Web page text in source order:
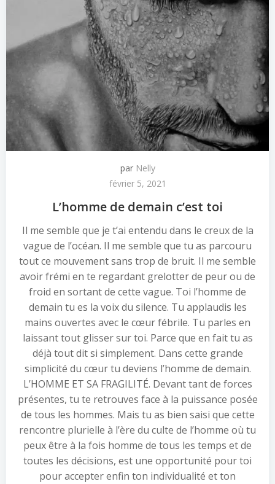
par Nelly
février 5, 2021
L’homme de demain c’est toi
Il me semble que je t’ai entendu dans le creux de la
vague de l’océan. Il me semble que tu as parcouru
tout ce mouvement sans trop de bruit. Il me semble
avoir frémi en te regardant grelotter de peur ou de
froid en sortant de cette vague. Toi l’homme de
demain tu es la voix du silence. Tu applaudis les
mains ouvertes avec le cœur fébrile. Tu parles en
laissant tout glisser sur toi. Parce que en fait tu as
déjà tout dit si simplement. Dans cette grande
simplicité du cœur tu deviens l’homme de demain.
L’HOMME ET SA FRAGILITÉ. Devant tant de forces
présentes, tu te retrouves face à la puissance posée
de tous les hommes. Mais tu as bien saisi que cette
rencontre plurielle à l’ère du culte de l’homme où tu
peux être à la fois homme de tous les temps et de
toutes les décisions, est une opportunité pour toi
pour accepter enfin ton individualité et ton